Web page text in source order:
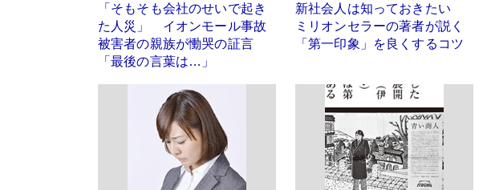
「そもそも会社のせいで起き
た人災」 イオンモール事故
被害者の親族が慟哭の証言
「最後の言葉は…」
新社会人は知っておきたい
ミリオンセラーの著者が説く
「第一印象」を良くするコツ